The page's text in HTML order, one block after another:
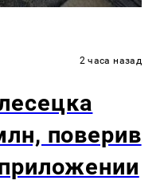
2 часа назад
поверив